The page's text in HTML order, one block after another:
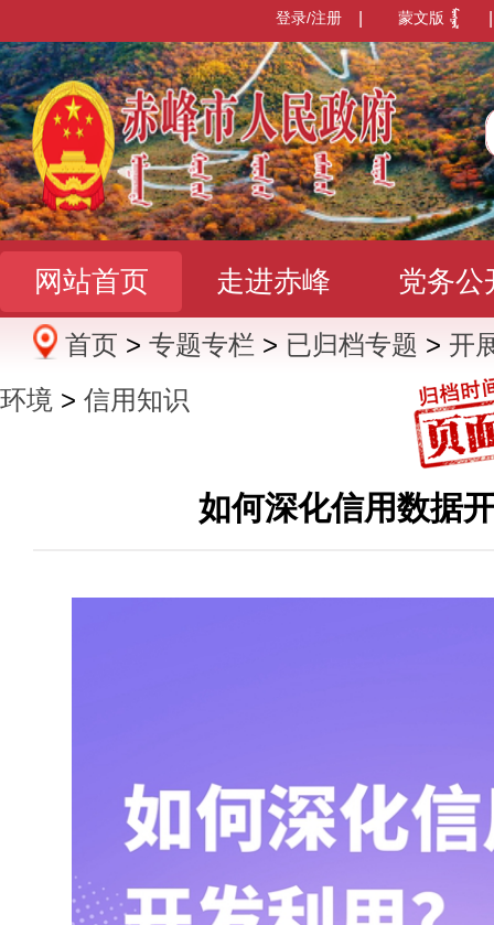
蒙文版
登录/注册
网站首页 走进赤峰 党务公
办事服务 政民互动 数据发
首页 > 专题专栏 > 已归档专题 > 开
环境 > 信用知识
如何深化信用数据